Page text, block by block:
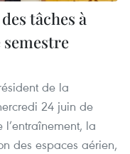
tâches à
semestre
de la
24 juin de
la
des espaces aérien,